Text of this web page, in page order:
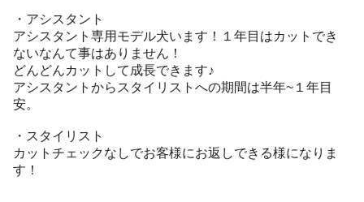
・アシスタント
アシスタント専用モデル犬います！１年目はカットでき
ないなんて事はありません！
どんどんカットして成長できます♪
アシスタントからスタイリストへの期間は半年~１年目
安。
・スタイリスト
カットチェックなしでお客様にお返しできる様になりま
す！